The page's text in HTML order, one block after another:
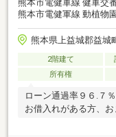
熊本市電健軍線 健軍交
熊本市電健軍線 動植物
熊本県上益城郡益城
2階建て
所有権
ローン通過率９６.７％
お借入れがある方、